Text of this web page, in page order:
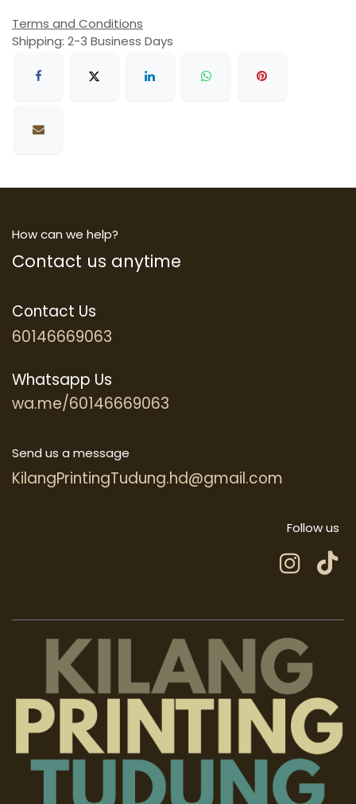
Terms and Conditions
Shipping: 2-3 Business Days
How can we help?
Contact us anytime
Contact Us
60146669063
Whatsapp Us
wa.me/60146669063
Send us a message
KilangPrintingTudung.hd@gmail.com
Follow us